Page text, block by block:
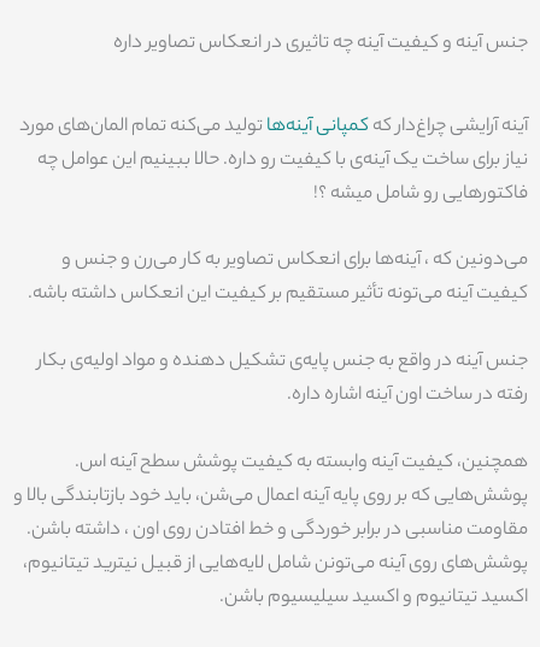
جنس آینه و کیفیت آینه چه تاثیری در انعکاس تصاویر داره
آینه آرایشی چراغ‌دار کهکمپانی آینه‌هاتولید می‌کنه تمام المان‌های مورد
نیاز برای ساخت یک آینه‌ی با کیفیت رو داره. حالا ببینیم این عوامل چه
فاکتورهایی رو شامل میشه ؟!
می‌دونین که ، آینه‌ها برای انعکاس تصاویر به کار می‌رن و جنس و
کیفیت آینه می‌تونه تأثیر مستقیم بر کیفیت این انعکاس داشته باشه.
جنس آینه در واقع به جنس پایه‌ی تشکیل دهنده و مواد اولیه‌ی بکار
رفته در ساخت اون آینه اشاره داره.
همچنین، کیفیت آینه وابسته به کیفیت پوشش سطح آینه اس.
پوشش‌هایی که بر روی پایه آینه اعمال می‌شن، باید خود بازتابندگی بالا و
مقاومت مناسبی در برابر خوردگی و خط افتادن روی اون ، داشته باشن.
پوشش‌های روی آینه می‌تونن شامل لایه‌هایی از قبیل نیترید تیتانیوم،
اکسید تیتانیوم و اکسید سیلیسیوم باشن.